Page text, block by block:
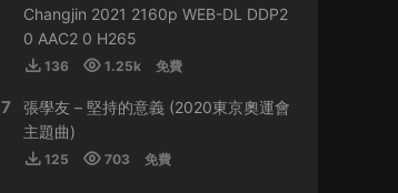
來源： 容祖兒 Another Side Joey My Secret
Live 2023
io；
來源： 周傑倫 最偉大的作品
Changjin 2021 2160p WEB-DL DDP2
0 AAC2 0 H265
136 1.25k 免費
7
張學友 – 堅持的意義 (2020東京奧運會
主題曲)
125 703 免費